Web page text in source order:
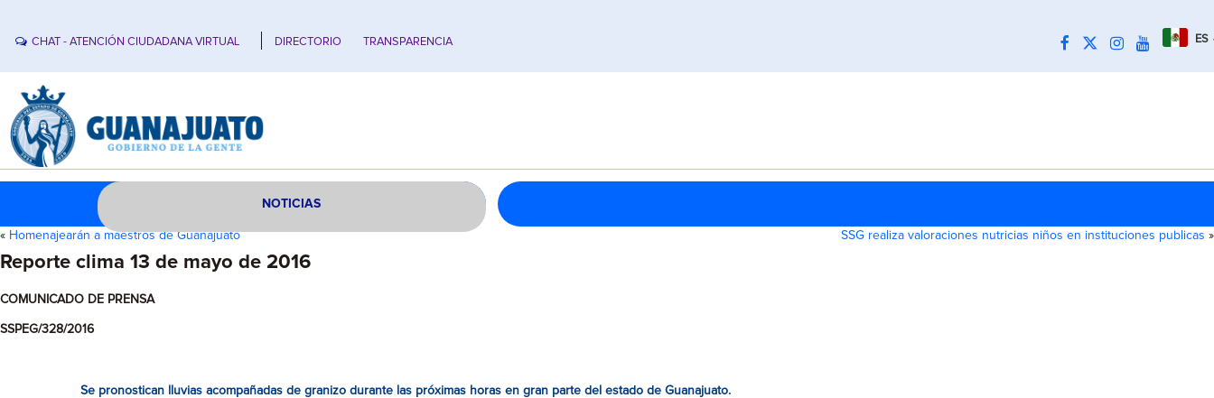
CHAT - ATENCIÓN CIUDADANA VIRTUAL DIRECTORIO TRANSPARENCIA ES
NOTICIAS
« Homenajearán a maestros de Guanajuato SSG realiza valoraciones nutricias niños en instituciones publicas »
Reporte clima 13 de mayo de 2016
COMUNICADO DE PRENSA
SSPEG/328/2016
Se pronostican lluvias acompañadas de granizo durante las próximas horas en gran parte del estado de Guanajuato.